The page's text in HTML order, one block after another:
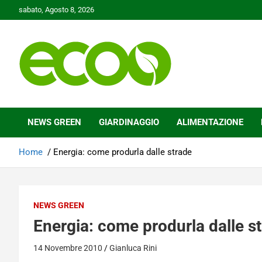
to
sabato, Agosto 8, 2026
Ecoo.it
NEWS GREEN GIARDINAGGIO ALIMENTAZIONE
Home Energia: come produrla dalle strade
NEWS GREEN
Energia: come produrla dalle
14 Novembre 2010 Gianluca Rini